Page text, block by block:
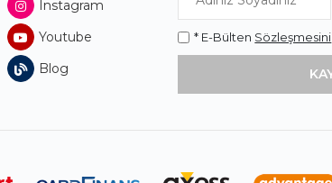
Instagram
Youtube
Blog
* E-Bülten Sözleşmesini